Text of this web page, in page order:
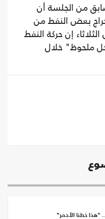
من الجلسة أن
بعض النفط من
إن حركة النفط
ملحوظ" خلال
"هذا خطنا الأحمر"